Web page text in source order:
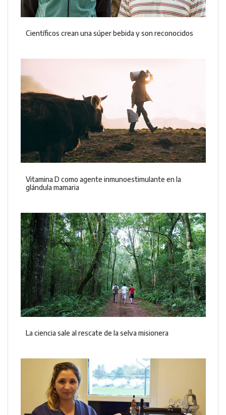
Científicos crean una súper bebida y son reconocidos
Vitamina D como agente inmunoestimulante en la
glándula mamaria
La ciencia sale al rescate de la selva misionera